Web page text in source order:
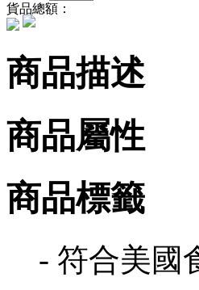
貨品總額：
商品描述
商品屬性
商品標籤
- 符合美國